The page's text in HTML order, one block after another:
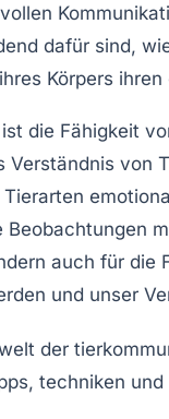
dafür sind,
Körpers
die Fähigkeit
von
auch für die
und unser